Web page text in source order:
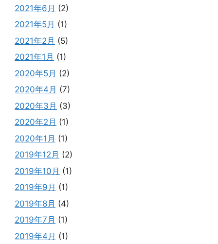
2021年6月 (2)
2021年5月 (1)
2021年2月 (5)
2021年1月 (1)
2020年5月 (2)
2020年4月 (7)
2020年3月 (3)
2020年2月 (1)
2020年1月 (1)
2019年12月 (2)
2019年10月 (1)
2019年9月 (1)
2019年8月 (4)
2019年7月 (1)
2019年4月 (1)